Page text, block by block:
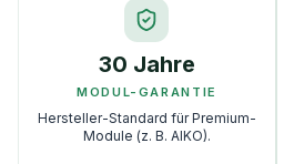
30 Jahre
MODUL-GARANTIE
Hersteller-Standard für Premium-
Module (z. B. AIKO).